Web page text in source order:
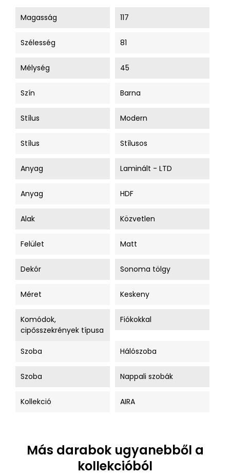
Magasság 117
Szélesség 81
Mélység 45
Szín Barna
Stílus Modern
Stílus Stílusos
Anyag Laminált - LTD
Anyag HDF
Alak Közvetlen
Felület Matt
Dekór Sonoma tölgy
Méret Keskeny
Komódok,
cipősszekrények típusa
Fiókokkal
Szoba Hálószoba
Szoba Nappali szobák
Kollekció AIRA
Más darabok ugyanebből a
kollekcióból